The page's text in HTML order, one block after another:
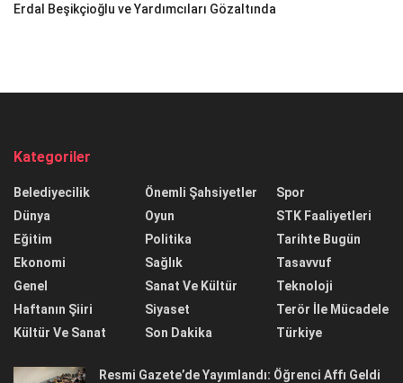
Erdal Beşikçioğlu ve Yardımcıları Gözaltında
Kategoriler
Belediyecilik
Dünya
Eğitim
Ekonomi
Genel
Haftanın Şiiri
Kültür Ve Sanat
Önemli Şahsiyetler
Oyun
Politika
Sağlık
Sanat Ve Kültür
Siyaset
Son Dakika
Spor
STK Faaliyetleri
Tarihte Bugün
Tasavvuf
Teknoloji
Terör İle Mücadele
Türkiye
Resmi Gazete’de Yayımlandı: Öğrenci Affı Geldi